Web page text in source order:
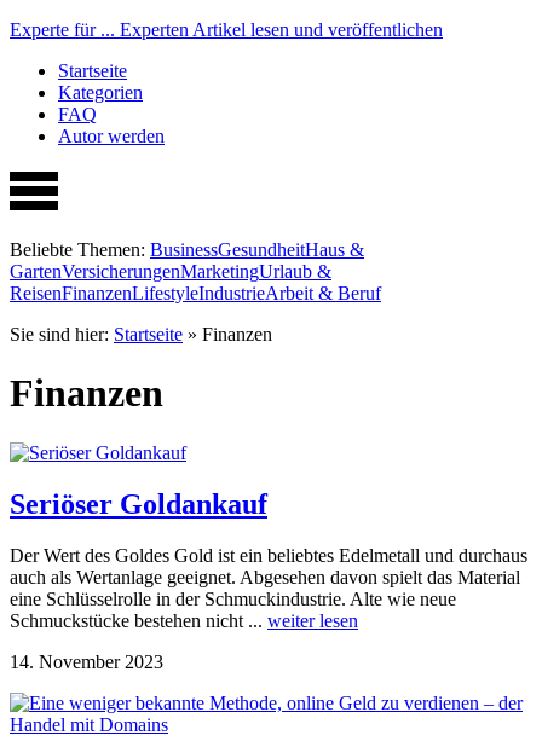
Experte für ... Experten Artikel lesen und veröffentlichen
Startseite
Kategorien
FAQ
Autor werden
Beliebte Themen: BusinessGesundheitHaus &
GartenVersicherungenMarketingUrlaub &
ReisenFinanzenLifestyleIndustrieArbeit & Beruf
Sie sind hier: Startseite » Finanzen
Finanzen
Seriöser Goldankauf
Der Wert des Goldes Gold ist ein beliebtes Edelmetall und durchaus
auch als Wertanlage geeignet. Abgesehen davon spielt das Material
eine Schlüsselrolle in der Schmuckindustrie. Alte wie neue
Schmuckstücke bestehen nicht ... weiter lesen
14. November 2023